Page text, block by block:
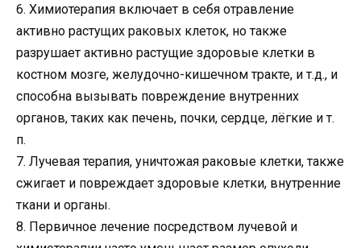
6. Химиотерапия включает в себя отравление
активно растущих раковых клеток, но также
разрушает активно растущие здоровые клетки в
костном мозге, желудочно-кишечном тракте, и т.д., и
способна вызывать повреждение внутренних
органов, таких как печень, почки, сердце, лёгкие и т.
п.
7. Лучевая терапия, уничтожая раковые клетки, также
сжигает и повреждает здоровые клетки, внутренние
ткани и органы.
8. Первичное лечение посредством лучевой и